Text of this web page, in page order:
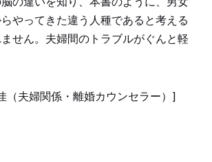
やってきた違う人種であると考える
せん。夫婦間のトラブルがぐんと軽
（夫婦関係・離婚カウンセラー）]